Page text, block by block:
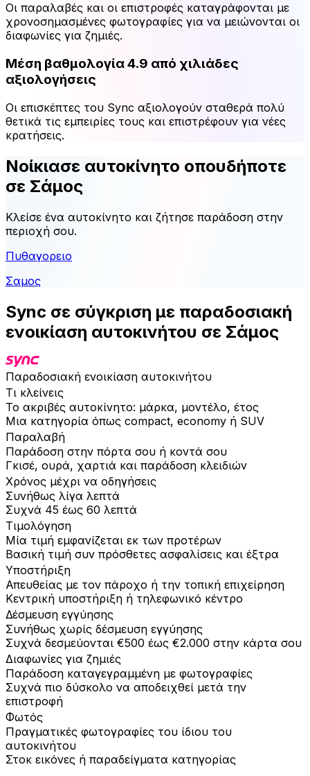
Οι παραλαβές και οι επιστροφές καταγράφονται με
χρονοσημασμένες φωτογραφίες για να μειώνονται οι
διαφωνίες για ζημιές.
Μέση βαθμολογία 4.9 από χιλιάδες
αξιολογήσεις
Οι επισκέπτες του Sync αξιολογούν σταθερά πολύ
θετικά τις εμπειρίες τους και επιστρέφουν για νέες
κρατήσεις.
Νοίκιασε αυτοκίνητο οπουδήποτε
σε Σάμος
Κλείσε ένα αυτοκίνητο και ζήτησε παράδοση στην
περιοχή σου.
Πυθαγορειο
Σαμος
Sync σε σύγκριση με παραδοσιακή
ενοικίαση αυτοκινήτου σε Σάμος
Παραδοσιακή ενοικίαση αυτοκινήτου
Τι κλείνεις
Το ακριβές αυτοκίνητο: μάρκα, μοντέλο, έτος
Μια κατηγορία όπως compact, economy ή SUV
Παραλαβή
Παράδοση στην πόρτα σου ή κοντά σου
Γκισέ, ουρά, χαρτιά και παράδοση κλειδιών
Χρόνος μέχρι να οδηγήσεις
Συνήθως λίγα λεπτά
Συχνά 45 έως 60 λεπτά
Τιμολόγηση
Μία τιμή εμφανίζεται εκ των προτέρων
Βασική τιμή συν πρόσθετες ασφαλίσεις και έξτρα
Υποστήριξη
Απευθείας με τον πάροχο ή την τοπική επιχείρηση
Κεντρική υποστήριξη ή τηλεφωνικό κέντρο
Δέσμευση εγγύησης
Συνήθως χωρίς δέσμευση εγγύησης
Συχνά δεσμεύονται €500 έως €2.000 στην κάρτα σου
Διαφωνίες για ζημιές
Παράδοση καταγεγραμμένη με φωτογραφίες
Συχνά πιο δύσκολο να αποδειχθεί μετά την
επιστροφή
Φωτός
Πραγματικές φωτογραφίες του ίδιου του
αυτοκινήτου
Στοκ εικόνες ή παραδείγματα κατηγορίας